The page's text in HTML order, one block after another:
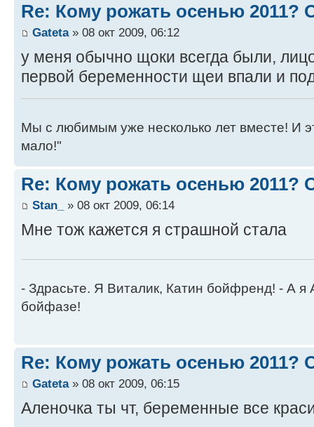
Re: Кому рожать осенью 2011?
Gateta» 08 окт 2009, 06:12
у меня обычно щоки всегда были,
первой беременности щеи впали и
Мы с любимым уже несколько лет вместе! И
мало!"
Re: Кому рожать осенью 2011?
Stan_ » 08 окт 2009, 06:14
Мне тож кажется я страшной стала
- Здрасьте. Я Виталик, Катин бойфренд! - А я
бойфазе!
Re: Кому рожать осенью 2011?
Gateta» 08 окт 2009, 06:15
Аленочка ты чт, беременные все